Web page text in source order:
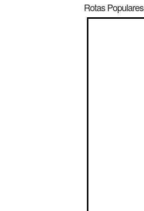
Rotas Populares